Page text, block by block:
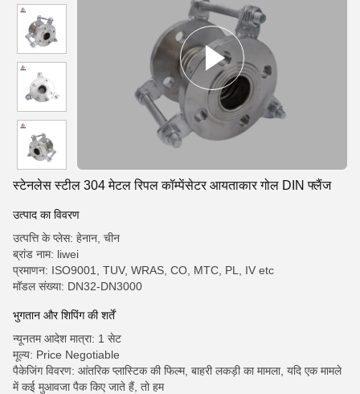
स्टेनलेस स्टील 304 मेटल रिपल कॉम्पेंसेटर आयताकार गोल DIN फ्लैंज
उत्पाद का विवरण
उत्पत्ति के प्लेस: हेनान, चीन
ब्रांड नाम: liwei
प्रमाणन: ISO9001, TUV, WRAS, CO, MTC, PL, IV etc
मॉडल संख्या: DN32-DN3000
भुगतान और शिपिंग की शर्तें
न्यूनतम आदेश मात्रा: 1 सेट
मूल्य: Price Negotiable
पैकेजिंग विवरण: आंतरिक प्लास्टिक की फिल्म, बाहरी लकड़ी का मामला, यदि एक मामले
में कई मुआवजा पैक किए जाते हैं, तो हम